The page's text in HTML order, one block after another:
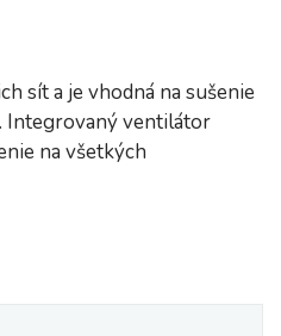
sít a je vhodná na sušenie
Integrovaný ventilátor
na všetkých